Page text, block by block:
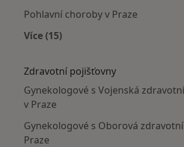
Pohlavní choroby v Praze
Více (15)
Zdravotní pojišťovny
Gynekologové s Vojenská
v Praze
Gynekologové s Oborová
Praze